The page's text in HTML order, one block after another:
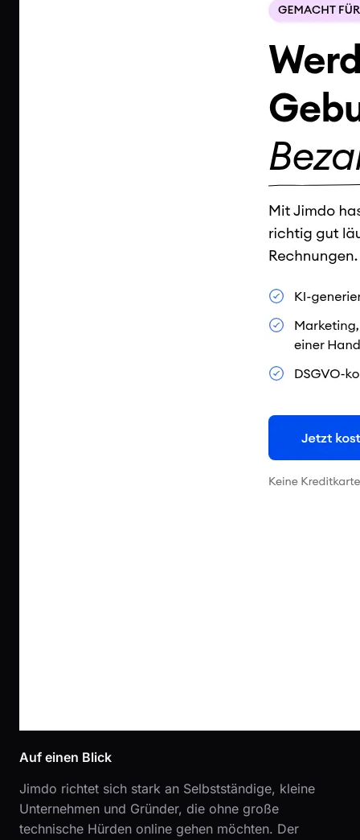
Auf einen Blick
Jimdo richtet sich stark an Selbstständige, kleine
Unternehmen und Gründer, die ohne große
technische Hürden online gehen möchten. Der